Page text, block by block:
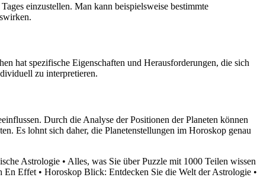
einzustellen. Man kann beispielsweise bestimmte
hat spezifische Eigenschaften und Herausforderungen, die sich
zu interpretieren.
Durch die Analyse der Positionen der Planeten können
Es lohnt sich daher, die Planetenstellungen im Horoskop genau
Astrologie • Alles, was Sie über Puzzle mit 1000 Teilen wissen
En Effet • Horoskop Blick: Entdecken Sie die Welt der Astrologie •